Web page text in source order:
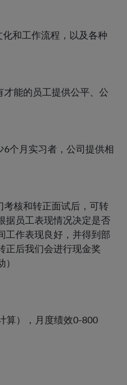
和工作流程，以及各种
能的员工提供公平、公
个月实习者，公司提供相
核和转正面试后，可转
据员工表现情况决定是否
工作表现良好，并得到部
正后我们会进行现金奖
算），月度绩效0-800